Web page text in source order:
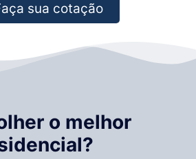
sua cotação
o melhor